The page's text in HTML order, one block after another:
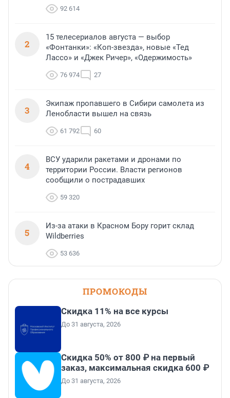
92 614
2
15 телесериалов августа — выбор
«Фонтанки»: «Коп-звезда», новые «Тед
Лассо» и «Джек Ричер», «Одержимость»
76 974 27
3
Экипаж пропавшего в Сибири самолета из
Ленобласти вышел на связь
61 792 60
4
ВСУ ударили ракетами и дронами по
территории России. Власти регионов
сообщили о пострадавших
59 320
5
Из-за атаки в Красном Бору горит склад
Wildberries
53 636
ПРОМОКОДЫ
Скидка 11% на все курсы
До 31 августа, 2026
Скидка 50% от 800 ₽ на первый
заказ, максимальная скидка 600 ₽
До 31 августа, 2026